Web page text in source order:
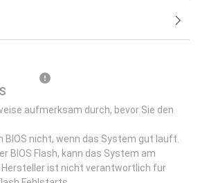
aufmerksam durch, bevor Sie den
BIOS nicht, wenn das System gut lauft.
BIOS Flash, kann das System am
Hersteller ist nicht verantwortlich fur